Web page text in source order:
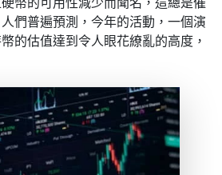
們普遍預測，今年的活動，一個演
的估值達到令人眼花繚亂的高度，